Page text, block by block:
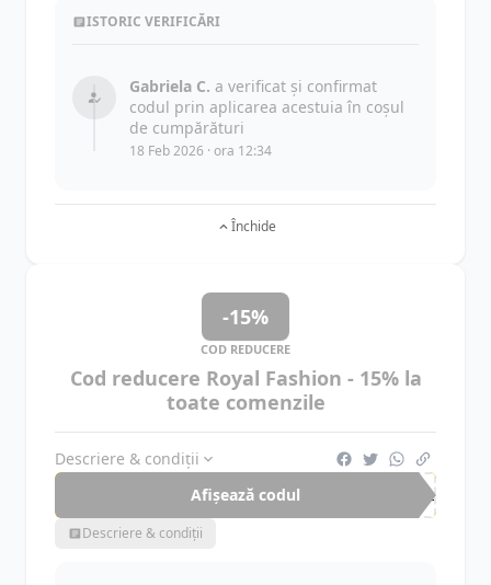
ISTORIC VERIFICĂRI
Gabriela C. a verificat și confirmat
codul prin aplicarea acestuia în coșul
de cumpărături
18 Feb 2026 · ora 12:34
Închide
-15%
COD REDUCERE
Cod reducere Royal Fashion - 15% la
toate comenzile
Descriere & condiții
Afișează codul
SAL
Descriere & condiții